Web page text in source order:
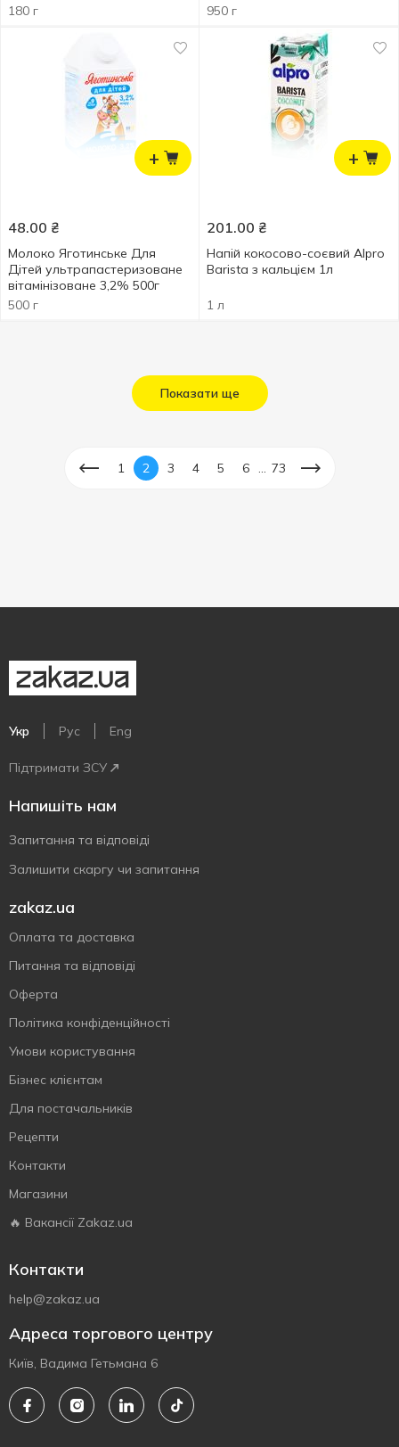
180 г
950 г
+
48.00 ₴
Молоко Яготинське Для
Дітей ультрапастеризоване
вітамінізоване 3,2% 500г
500 г
+
201.00 ₴
Напій кокосово-соєвий Alpro
Barista з кальцієм 1л
1 л
Показати ще
1 2 3 4 5 6 73
Укр Рус Eng
Підтримати ЗСУ
Напишіть нам
Запитання та відповіді
Залишити скаргу чи запитання
zakaz.ua
Оплата та доставка
Питання та відповіді
Оферта
Політика конфіденційності
Умови користування
Бізнес клієнтам
Для постачальників
Рецепти
Контакти
Магазини
🔥 Вакансії Zakaz.ua
Контакти
help@zakaz.ua
Адреса торгового центру
Київ, Вадима Гетьмана 6